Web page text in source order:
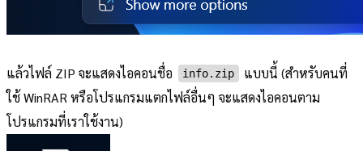
แล้วไฟล์ ZIP จะแสดงไอคอนชื่อ info.zip
แบบนี้ (สำหรับคนที่
ใช้ WinRAR หรือโปรแกรมแตกไฟล์อื่นๆ จะแสดงไอคอนตาม
โปรแกรมที่เราใช้งาน)